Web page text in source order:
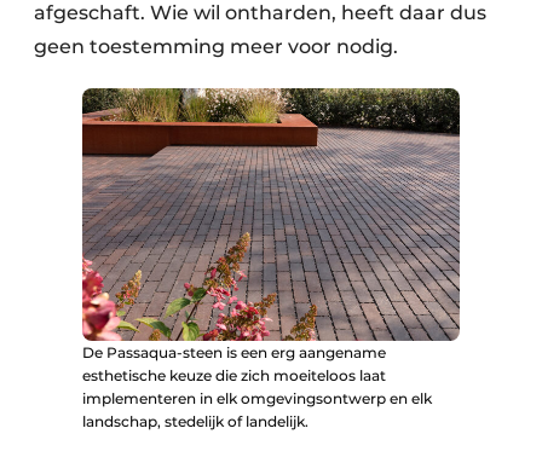
afgeschaft. Wie wil ontharden, heeft daar dus
geen toestemming meer voor nodig.
De Passaqua-steen is een erg aangename
esthetische keuze die zich moeiteloos laat
implementeren in elk omgevingsontwerp en elk
landschap, stedelijk of landelijk.